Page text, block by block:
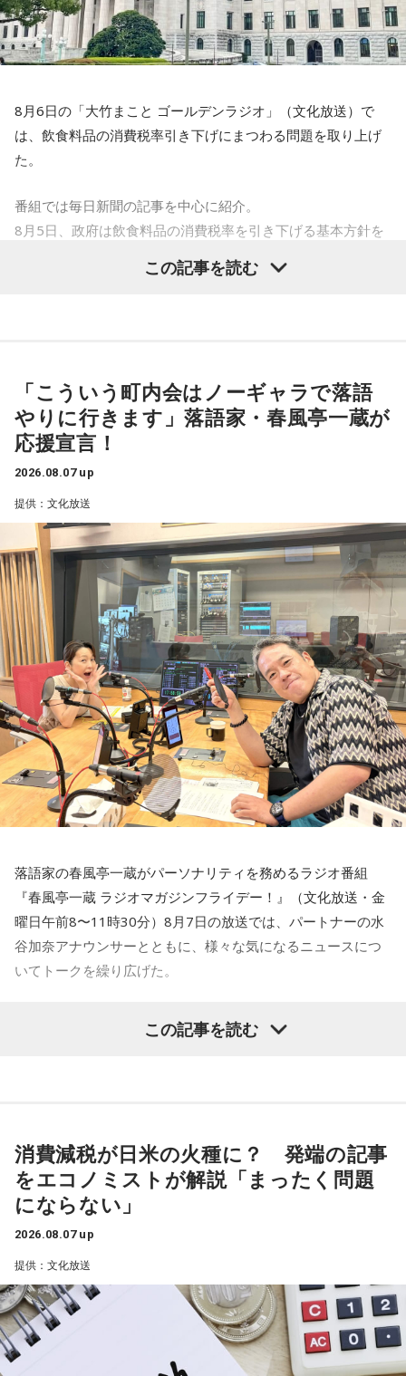
小林：2005年はすごかったんじゃないですか？
小林：そりゃそうですよね！ こちらにはいつ頃、移ったん
ですか？
三輪田：江戸時代に徳川家康公が増上寺を、この芝の地に持
ってきた際に移動せざるを得なくなってしまったと聞いてい
ます。方角的にも良くなかったとも聞きますが。
様、豊受大神様の主祭神をお祀りしているので、「関東のお
伊勢さま」と呼ばれています。昔は関東の方たちが伊勢神宮
にお参りに行こうとしても、なかなか行くことができなかっ
たので、皆さま、こちらにお参りされていました。
寺内：ここになら、伊勢に行くよりも、手軽に来られますも
んね。
小林：面白い名前のお祭りがあると聞いたのですが？
三輪田：「だらだら祭り」ですね。日本一期間が長いお祭り
なんです。
寺内：長くやるから、「だらだら」なんですか？
三輪田：例祭期間が9月の11日から21日までの11日間あるん
です。
小林：最悪じゃないですか！ 働いている方には！
一同：（笑）。
寺内：実際、神職の方は大変ですよね？
ランパンプス：『なんだよ！』
寺内：やられた！ テンプレート踏んじゃったよ。
小林：背中つけさせていただいていいですか？ こっちもダ
ラダラしちゃおう。
三輪田：だらだら祭りは、漢字で書くと「太い・良い」と書
いて「太良太良(だらだら)」という字なので、太く長く良いこ
を紹介する「音楽道場破り」のテーマは「サンキューリクエ
スト」。採用されたリスナーには“旨～い”ラーメン1ケースを
プレゼントする。
最終日28日（金）は、「M-1グランプリ2022」王者ウエスト
ランドがおよそ2年ぶりに『ビバリー昼ズ』に登場。毒舌漫才
と軽快なトークでお馴染みのウエストランドだが、副鼻腔炎
トークにも期待が高まる。ウエストランドと高田文夫、今回
はどんな掛け合いが飛び出すのか、注目だ。
田潤にちなんだ“ハンバーグ”をプレゼント。遊び心あふれる企
画でリスナーも一緒に楽しめる内容となっている。そして、
スペシャルウィーク（8月24日～28日）は、毎日5名にシャイ
ンマスカットをプレゼント。真夏にぴったりなみずみずしさ
で、思わず「甘～い！」と声に出してしまうこと、間違いな
しだ。
スペシャルウィーク前週からスペシャルウィークまで、笑い
が詰まった2週間。この夏をより“旨く”、そして“サンキュ
ー！”な時間を届ける『ラジオビバリー昼ズ』は平日11時30分
から生放送。
ニッポン放送「高田文夫のラジオビバリー昼ズ」
■放送日時：2026年8月24日（月）～28日（金）11時30分～
13時
■出演者：
火曜 東貴博・黒沢かずこ（森三中）／ゲスト 尾形貴弘（パ
ンサー）
水曜 春風亭昇太・乾貴美子／ゲスト 林家正蔵
木曜 清水ミチコ・ナイツ
金曜 高田文夫・松村邦洋・磯山さやか／ゲスト ウエストラ
■ハッシュタグ：#ビバリー昼ズ
8月6日の「大竹まこと ゴールデンラジオ」（文化放送）で
は、飲食料品の消費税率引き下げにまつわる問題を取り上げ
た。
番組では毎日新聞の記事を中心に紹介。
8月5日、政府は飲食料品の消費税率を引き下げる基本方針を
これは2027年4月から2年限定となるが、現行の8％（軽減税
なったのかもよくわかない」
金子勝 「だって昔のブログでは、消費税の減税を批判してた
んですから」
財政が悪化し、円売りや国債売りを招く懸念もあるが……
金子「いかにも皇室典範をはじめとして、どんどん支持率が
下がり始めたので、またアベノミクスでバラマキをして甘い
汁をすすってもらって支持率を回復したいって発想しかな
い。なんでそんなことになるのか。もっと言うと、高市さん
を選んだ有権者の責任が問われる」
この記事を読む
「こういう町内会はノーギャラで落語
やりに行きます」落語家・春風亭一蔵が
応援宣言！
2026.08.07 up
提供：文化放送
落語家の春風亭一蔵がパーソナリティを務めるラジオ番組
『春風亭一蔵 ラジオマガジンフライデー！』（文化放送・金
曜日午前8〜11時30分）8月7日の放送では、パートナーの水
谷加奈アナウンサーとともに、様々な気になるニュースにつ
いてトークを繰り広げた。
一蔵「名古屋市内の南区のある町内会が、高齢化と皆さんお
忙しいということで会長がなかなか決まんなかったと。で、
この17歳の娘さんのお父様の方に町内会長の打診があった
ないということで、困ったなあっていう会議中に17歳の娘さ
んが「私がやろうか」と」
水谷
この記事を読む
消費減税が日米の火種に？ 発端の記事
をエコノミストが解説「まったく問題
にならない」
2026.08.07 up
提供：文化放送